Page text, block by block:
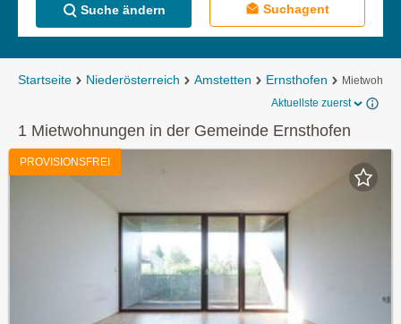
Suche ändern Suchagent
Startseite Niederösterreich Amstetten Ernsthofen
Aktuellste zuerst
1 Mietwohnungen in der Gemeinde Ernsthofen
PROVISIONSFREI